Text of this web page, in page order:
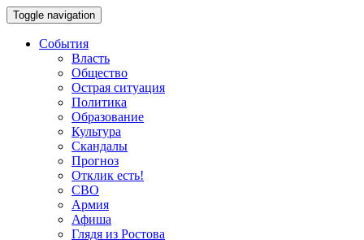
Toggle navigation
События
Власть
Общество
Острая ситуация
Политика
Образование
Культура
Скандалы
Прогноз
Отклик есть!
СВО
Армия
Афиша
Глядя из Ростова